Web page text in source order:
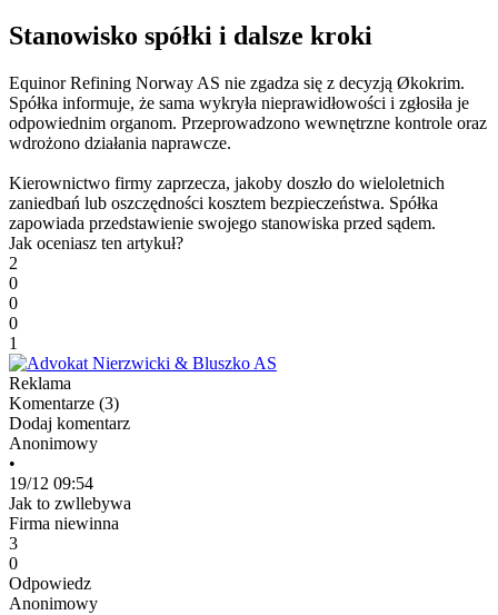
Stanowisko spółki i dalsze kroki
Equinor Refining Norway AS nie zgadza się z decyzją Økokrim.
Spółka informuje, że sama wykryła nieprawidłowości i zgłosiła je
odpowiednim organom. Przeprowadzono wewnętrzne kontrole oraz
wdrożono działania naprawcze.
Kierownictwo firmy zaprzecza, jakoby doszło do wieloletnich
zaniedbań lub oszczędności kosztem bezpieczeństwa. Spółka
zapowiada przedstawienie swojego stanowiska przed sądem.
Jak oceniasz ten artykuł?
2
0
0
0
1
Reklama
Komentarze (3)
Dodaj komentarz
Anonimowy
•
19/12 09:54
Jak to zwllebywa
Firma niewinna
3
0
Odpowiedz
Anonimowy